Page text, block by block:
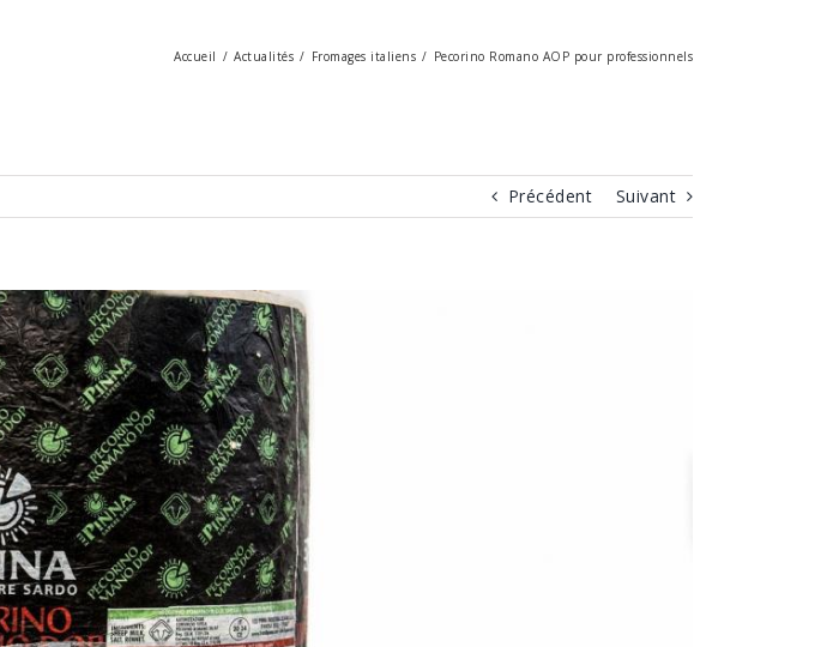
Accueil / Actualités / Fromages italiens / Pecorino Romano AOP pour professionnels
Précédent Suivant